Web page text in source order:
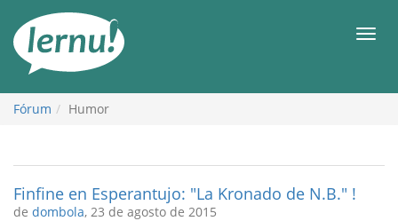
conteúdo
Fórum Humor
Finfine en Esperantujo: "La Kronado de N.B." !
de dombola, 23 de agosto de 2015